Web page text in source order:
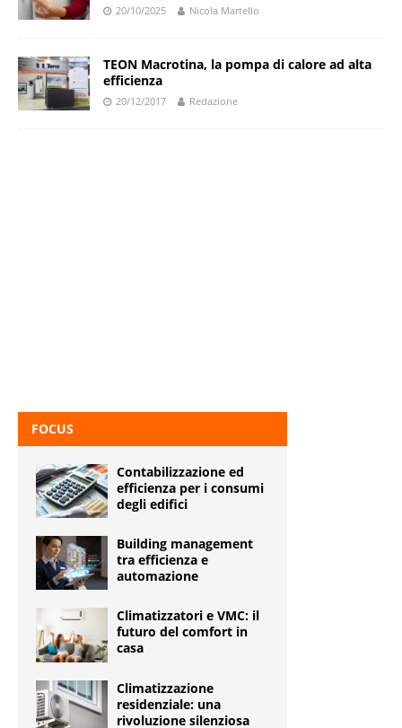
20/10/2025 Nicola Martello
TEON Macrotina, la pompa di calore ad alta
efficienza
20/12/2017 Redazione
FOCUS
Contabilizzazione ed
efficienza per i consumi
degli edifici
Building management
tra efficienza e
automazione
Climatizzatori e VMC: il
futuro del comfort in
casa
Climatizzazione
residenziale: una
rivoluzione silenziosa